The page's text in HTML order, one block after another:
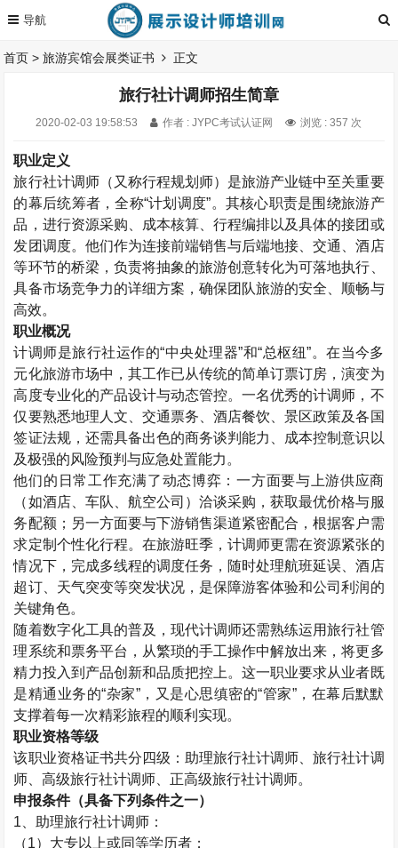
首页 >旅游宾馆会展类证书 正文
旅行社计调师招生简章
2020-02-03 19:58:53 作者 : JYPC考试认证网 浏览 : 357 次
职业定义
旅行社计调师（又称行程规划师）是旅游产业链中至关重要
的幕后统筹者，全称“计划调度”。其核心职责是围绕旅游产
品，进行资源采购、成本核算、行程编排以及具体的接团或
发团调度。他们作为连接前端销售与后端地接、交通、酒店
等环节的桥梁，负责将抽象的旅游创意转化为可落地执行、
具备市场竞争力的详细方案，确保团队旅游的安全、顺畅与
高效。
职业概况
计调师是旅行社运作的“中央处理器”和“总枢纽”。在当今多
元化旅游市场中，其工作已从传统的简单订票订房，演变为
高度专业化的产品设计与动态管控。一名优秀的计调师，不
仅要熟悉地理人文、交通票务、酒店餐饮、景区政策及各国
签证法规，还需具备出色的商务谈判能力、成本控制意识以
及极强的风险预判与应急处置能力。
他们的日常工作充满了动态博弈：一方面要与上游供应商
（如酒店、车队、航空公司）洽谈采购，获取最优价格与服
务配额；另一方面要与下游销售渠道紧密配合，根据客户需
求定制个性化行程。在旅游旺季，计调师更需在资源紧张的
情况下，完成多线程的调度任务，随时处理航班延误、酒店
超订、天气突变等突发状况，是保障游客体验和公司利润的
关键角色。
随着数字化工具的普及，现代计调师还需熟练运用旅行社管
理系统和票务平台，从繁琐的手工操作中解放出来，将更多
精力投入到产品创新和品质把控上。这一职业要求从业者既
是精通业务的“杂家”，又是心思缜密的“管家”，在幕后默默
支撑着每一次精彩旅程的顺利实现。
职业资格等级
该职业资格证书共分四级：助理旅行社计调师、旅行社计调
师、高级旅行社计调师、正高级旅行社计调师。
申报条件（具备下列条件之一）
1 、助理旅行社计调师：
（1）大专以上或同等学历者；